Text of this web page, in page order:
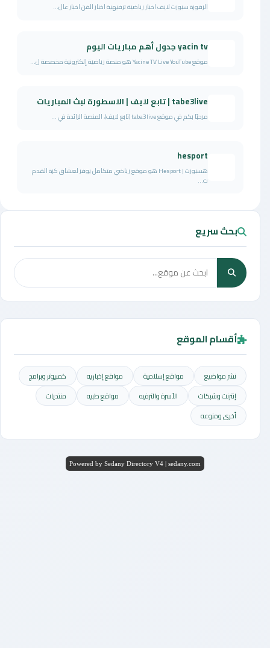
الزقورة سبورت لايف اخبار رياضية ترفيهية اخبار الفن اخبار عال...
yacin tv جدول أهم مباريات اليوم
موقع Yacine TV Live YouTube هو منصة رياضية إلكترونية مخصصة ل...
tabe3live | تابع لايف | الاسطورة لبث المباريات
مرحبًا بكم في موقع taba3live (تابع لايف)، المنصة الرائدة في ...
hesport
هسبورت | Hesport هو موقع رياضي متكامل يوفر لعشاق كرة القدم
ت...
بحث سريع
أقسام الموقع
نشر مواضيع مواقع إسلامية مواقع إخباريه
كمبيوتر وبرامج
إنترنت وشبكات
الأسرة والترفيه مواقع طبيه
منتديات
أخرى ومنوعه
Powered by Sedany Directory V4 | sedany.com